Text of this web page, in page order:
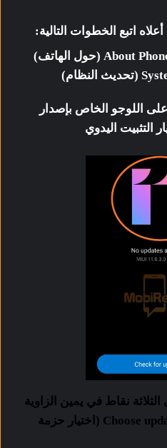
اتبع الخطوات التالية:
توجه إلى الإعدادات ثم About Phone (حول الهاتف)
اللوجو الخاص بإصدار
نقاط في يمين الزاوية
العليا واختر Choose update package (اختيار حزمة